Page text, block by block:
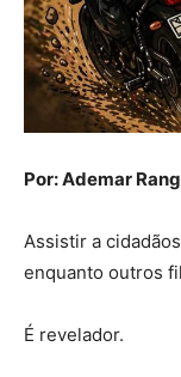
Por: Ademar
Assistir a
enquanto outros
É revelador.